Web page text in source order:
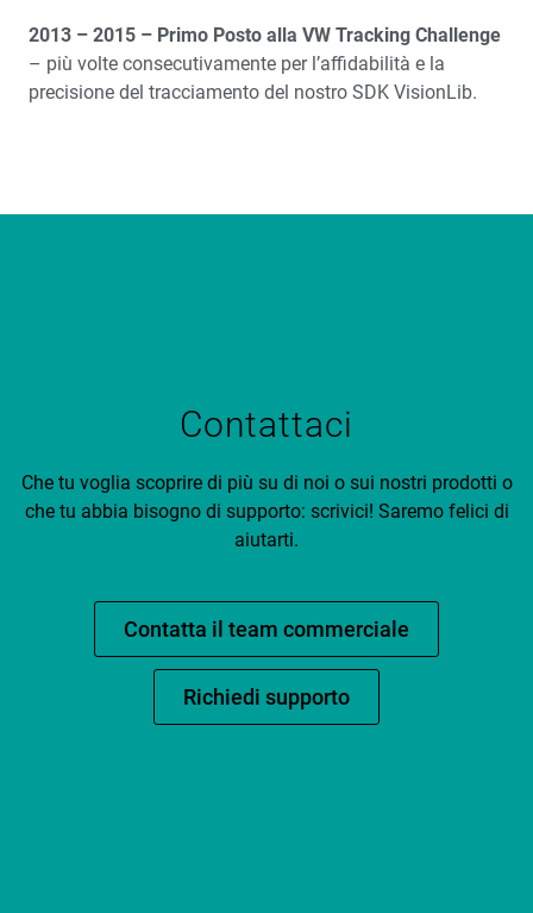
2013 – 2015 – Primo Posto alla VW Tracking Challenge
– più volte consecutivamente per l’affidabilità e la
precisione del tracciamento del nostro SDK VisionLib.
Contattaci
Che tu voglia scoprire di più su di noi o sui nostri prodotti o
che tu abbia bisogno di supporto: scrivici! Saremo felici di
aiutarti.
Contatta il team commerciale
Richiedi supporto